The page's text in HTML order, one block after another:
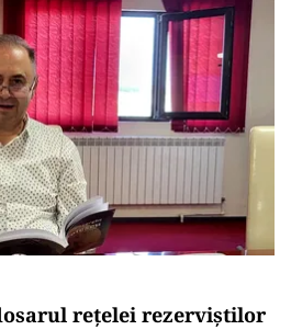
rețelei rezerviștilor